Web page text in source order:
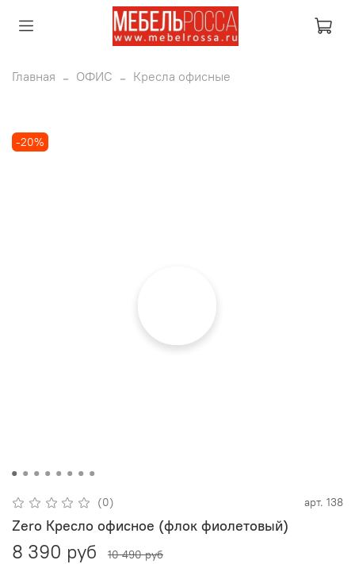
Главная ОФИС Кресла офисные
-20%
(0) арт. 138
Zero Кресло офисное (флок фиолетовый)
8 390 руб 10 490 руб